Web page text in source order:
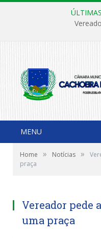
MENU
Home » Notícias »
praça
Vereador pede
uma praça